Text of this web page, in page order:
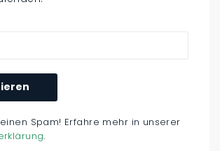
Spam! Erfahre mehr in unserer
.